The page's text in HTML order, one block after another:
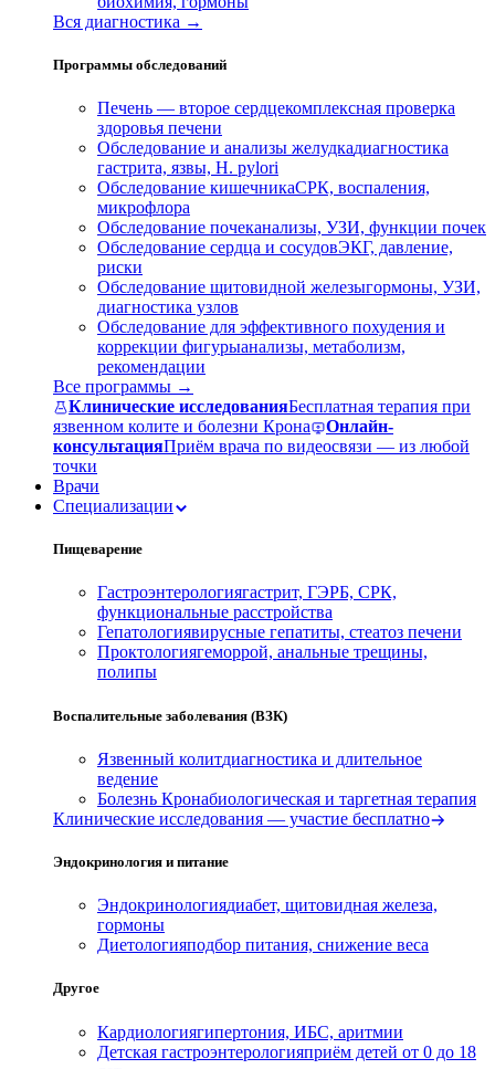
Вся диагностика →
Программы обследований
Печень — второе сердцекомплексная проверка
здоровья печени
Обследование и анализы желудкадиагностика
гастрита, язвы, H. pylori
Обследование кишечникаСРК, воспаления,
микрофлора
Обследование почеканализы, УЗИ, функции почек
Обследование сердца и сосудовЭКГ, давление,
риски
Обследование щитовидной железыгормоны, УЗИ,
диагностика узлов
Обследование для эффективного похудения и
коррекции фигурыанализы, метаболизм,
рекомендации
Все программы →
Клинические исследованияБесплатная терапия при
язвенном колите и болезни Крона
Онлайн-
консультацияПриём врача по видеосвязи — из любой
точки
Врачи
Специализации
Пищеварение
Гастроэнтерологиягастрит, ГЭРБ, СРК,
функциональные расстройства
Гепатологиявирусные гепатиты, стеатоз печени
Проктологиягеморрой, анальные трещины,
полипы
Воспалительные заболевания (ВЗК)
Язвенный колитдиагностика и длительное
ведение
Болезнь Кронабиологическая и таргетная терапия
Клинические исследования — участие бесплатно
Эндокринология и питание
Эндокринологиядиабет, щитовидная железа,
гормоны
Диетологияподбор питания, снижение веса
Другое
Кардиологиягипертония, ИБС, аритмии
Детская гастроэнтерологияприём детей от 0 до 18